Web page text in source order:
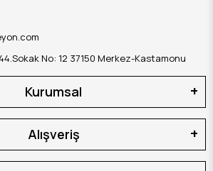
No: 12 37150 Merkez-Kastamonu
Kurumsal
Alışveriş